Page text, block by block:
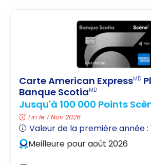
Carte American ExpressMD
Banque ScotiaMD
Jusqu'à 100 000 Points
Fin le 1 Nov 2026
Valeur de la première année :
Meilleure pour août 2026